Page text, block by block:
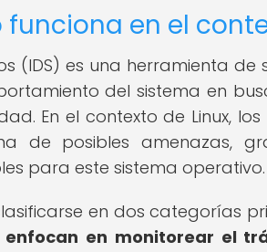
funciona en el
(IDS) es una herramienta
del sistema en
En el contexto de Linux,
de posibles amenazas,
para este sistema operativo.
en dos categorías
enfocan en monitorear el